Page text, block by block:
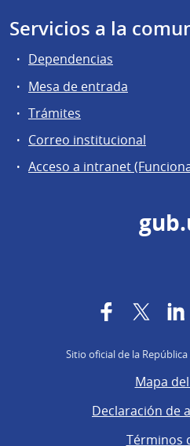
Servicios a la
Dependencias
Mesa de entrada
Trámites
Correo institucional
Acceso a intranet
FacebookTwitter
Sitio oficial de la
Mapa
Declaración de
Términos